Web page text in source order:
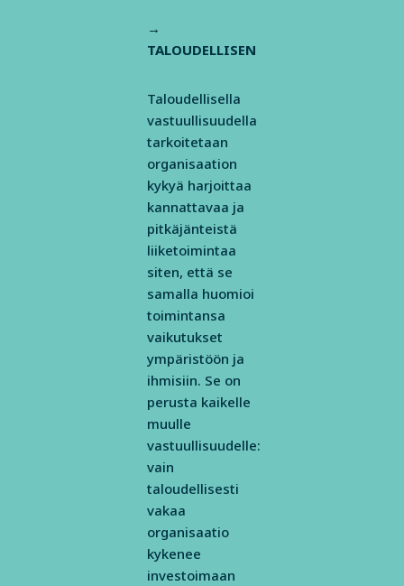
→
TALOUDELLISEN
Taloudellisella
vastuullisuudella
tarkoitetaan
organisaation
kykyä harjoittaa
kannattavaa ja
pitkäjänteistä
liiketoimintaa
siten, että se
samalla huomioi
toimintansa
vaikutukset
ympäristöön ja
ihmisiin. Se on
perusta kaikelle
muulle
vastuullisuudelle:
vain
taloudellisesti
vakaa
organisaatio
kykenee
investoimaan